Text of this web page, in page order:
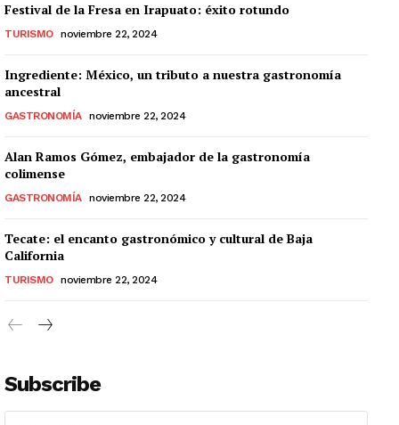
Festival de la Fresa en Irapuato: éxito rotundo
TURISMO noviembre 22, 2024
Ingrediente: México, un tributo a nuestra gastronomía
ancestral
GASTRONOMÍA noviembre 22, 2024
Alan Ramos Gómez, embajador de la gastronomía
colimense
GASTRONOMÍA noviembre 22, 2024
Tecate: el encanto gastronómico y cultural de Baja
California
TURISMO noviembre 22, 2024
Subscribe